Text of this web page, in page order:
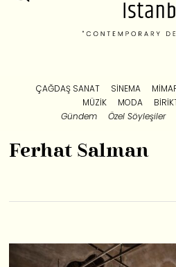
ÇAĞDAŞ SANAT SINEMA
MÜZIK
MODA
Gündem
Özel Söyleşiler
Ferhat Salman